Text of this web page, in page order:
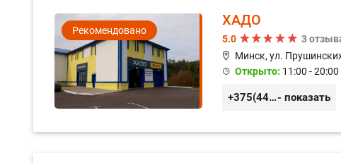
Рекомендовано
ХАДО
5.0
3
Минск, ул.
Открыто: 11:00 - 20:00
+375(44) 559-27-77- показать